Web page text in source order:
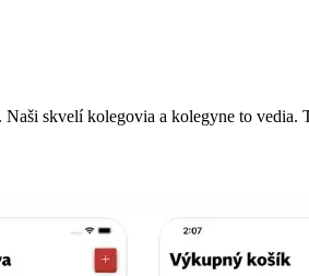
skvelí kolegovia a kolegyne to